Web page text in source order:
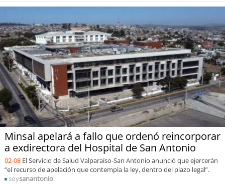
Minsal apelará a fallo que ordenó reincorporar
a exdirectora del Hospital de San Antonio
02-08 El Servicio de Salud Valparaíso-San Antonio anunció que ejercerán
“el recurso de apelación que contempla la ley, dentro del plazo legal”.
soysanantonio